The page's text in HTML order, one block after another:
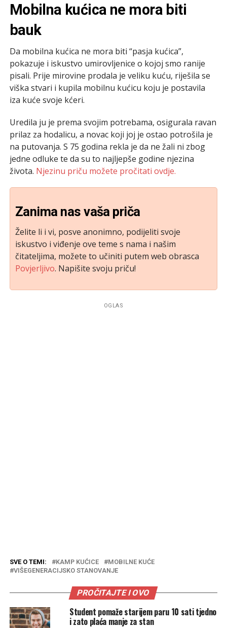
Mobilna kućica ne mora biti
bauk
Da mobilna kućica ne mora biti “pasja kućica”,
pokazuje i iskustvo umirovljenice o kojoj smo ranije
pisali. Prije mirovine prodala je veliku kuću, riješila se
viška stvari i kupila mobilnu kućicu koju je postavila
iza kuće svoje kćeri.
Uredila ju je prema svojim potrebama, osigurala ravan
prilaz za hodalicu, a novac koji joj je ostao potrošila je
na putovanja. S 75 godina rekla je da ne žali ni zbog
jedne odluke te da su to najljepše godine njezina
života. Njezinu priču možete pročitati ovdje.
Zanima nas vaša priča
Želite li i vi, posve anonimno, podijeliti svoje
iskustvo i viđenje ove teme s nama i našim
čitateljima, možete to učiniti putem web obrasca
Povjerljivo. Napišite svoju priču!
OGLAS
SVE O TEMI: KAMP KUĆICE
MOBILNE KUĆE
VIŠEGENERACIJSKO STANOVANJE
PROČITAJTE I OVO
Student pomaže starijem paru 10 sati tjedno
i zato plaća manje za stan